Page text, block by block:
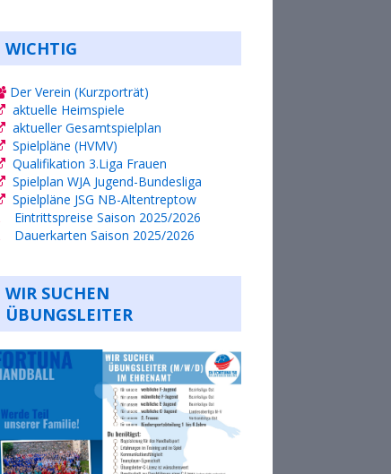
WICHTIG
Der Verein (Kurzporträt)
aktuelle Heimspiele
aktueller Gesamtspielplan
Spielpläne (HVMV)
Qualifikation 3.Liga Frauen
Spielplan WJA Jugend-Bundesliga
Spielpläne JSG NB-Altentreptow
Eintrittspreise Saison 2025/2026
Dauerkarten Saison 2025/2026
WIR SUCHEN
ÜBUNGSLEITER